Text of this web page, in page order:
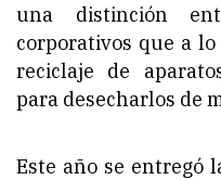
una distinción
corporativos que a
reciclaje de
para desecharlos de
Este año se entregó